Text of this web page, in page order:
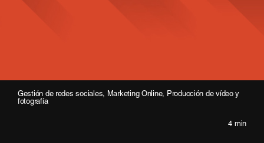
Gestión de redes sociales, Marketing Online, Producción de vídeo y
fotografía
4 min